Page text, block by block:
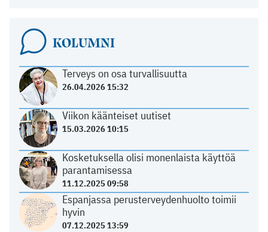
KOLUMNI
Terveys on osa turvallisuutta
26.04.2026 15:32
Viikon käänteiset uutiset
15.03.2026 10:15
Kosketuksella olisi monenlaista käyttöä
parantamisessa
11.12.2025 09:58
Espanjassa perusterveydenhuolto toimii
hyvin
07.12.2025 13:59